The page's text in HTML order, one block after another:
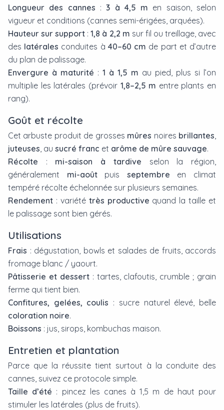
Longueur des cannes :3 à 4,5 m en saison, selon
vigueur et conditions (cannes semi-érigées, arquées).
Hauteur sur support :1,8 à 2,2 m sur fil ou treillage, avec
des latérales conduites à 40–60 cm de part et d’autre
du plan de palissage.
Envergure à maturité : 1 à 1,5 m au pied, plus si l’on
multiplie les latérales (prévoir 1,8–2,5 m entre plants en
rang).
Goût et récolte
Cet arbuste produit de grosses mûres noires brillantes
juteuses , au sucré franc et arôme de mûre sauvage.
Récolte : mi-saison à tardive selon la région,
généralement mi-aoûtpuis septembre en climat
tempéré récolte échelonnée sur plusieurs semaines.
Rendement : variété très productive quand la taille et
le palissage sont bien gérés.
Utilisations
Frais : dégustation, bowls et salades de fruits, accords
fromage blanc / yaourt.
Pâtisserie et dessert: tartes, clafoutis, crumble ; grain
ferme qui tient bien.
Confitures, gelées, coulis : sucre naturel élevé, belle
coloration noire.
Boissons : jus, sirops, kombuchas maison.
Entretien et plantation
Parce que la réussite tient surtout à la conduite des
cannes, suivez ce protocole simple.
Taille d’été : pincez les canes à 1,5 m de haut pour
stimuler les latérales (plus de fruits).